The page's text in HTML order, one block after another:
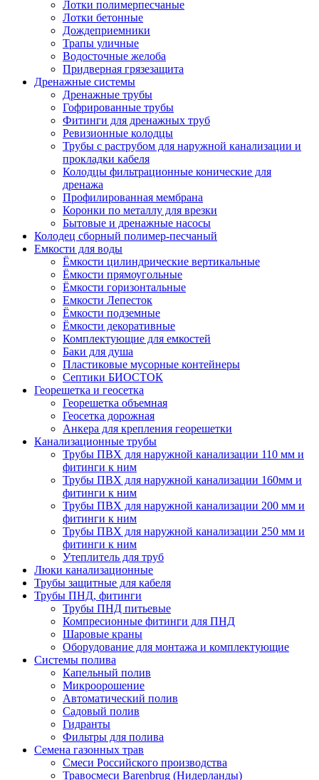
Лотки полимерпесчаные
Лотки бетонные
Дождеприемники
Трапы уличные
Водосточные желоба
Придверная грязезащита
Дренажные системы
Дренажные трубы
Гофрированные трубы
Фитинги для дренажных труб
Ревизионные колодцы
Трубы с раструбом для наружной канализации и
прокладки кабеля
Колодцы фильтрационные конические для
дренажа
Профилированная мембрана
Коронки по металлу для врезки
Бытовые и дренажные насосы
Колодец сборный полимер-песчаный
Емкости для воды
Ёмкости цилиндрические вертикальные
Ёмкости прямоугольные
Ёмкости горизонтальные
Емкости Лепесток
Ёмкости подземные
Ёмкости декоративные
Комплектующие для емкостей
Баки для душа
Пластиковые мусорные контейнеры
Септики БИОСТОК
Георешетка и геосетка
Георешетка объемная
Геосетка дорожная
Анкера для крепления георешетки
Канализационные трубы
Трубы ПВХ для наружной канализации 110 мм и
фитинги к ним
Трубы ПВХ для наружной канализации 160мм и
фитинги к ним
Трубы ПВХ для наружной канализации 200 мм и
фитинги к ним
Трубы ПВХ для наружной канализации 250 мм и
фитинги к ним
Утеплитель для труб
Люки канализационные
Трубы защитные для кабеля
Трубы ПНД, фитинги
Трубы ПНД питьевые
Компресионные фитинги для ПНД
Шаровые краны
Оборудование для монтажа и комплектующие
Системы полива
Капельный полив
Микроорошение
Автоматический полив
Садовый полив
Гидранты
Фильтры для полива
Семена газонных трав
Смеси Российского производства
Травосмеси Barenbrug (Нидерланды)